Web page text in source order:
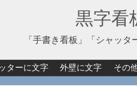
黒字看
「手書き看板」「シャッ
ターに文字 外壁に文字 その